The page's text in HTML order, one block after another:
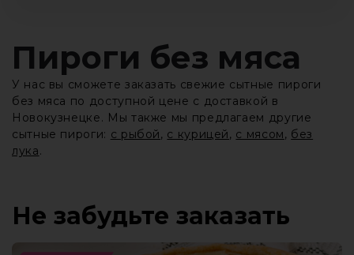
Пироги без мяса
У нас вы сможете заказать свежие сытные пироги
без мяса по доступной цене с доставкой в
Новокузнецке. Мы также мы предлагаем другие
сытные пироги: с рыбой, с курицей, с мясом, без
лука.
Не забудьте заказать